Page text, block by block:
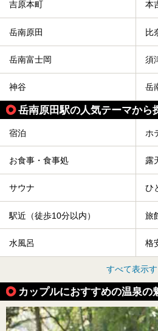
吉原本町 本
岳南原田 比
岳南富士岡 須
神谷 岳
岳南原田駅の人気テーマから
宿泊 ホ
お食事・食事処 露
サウナ ひ
駅近（徒歩10分以内） 旅
水風呂 格
すべて表示
カップルにおすすめの温泉の